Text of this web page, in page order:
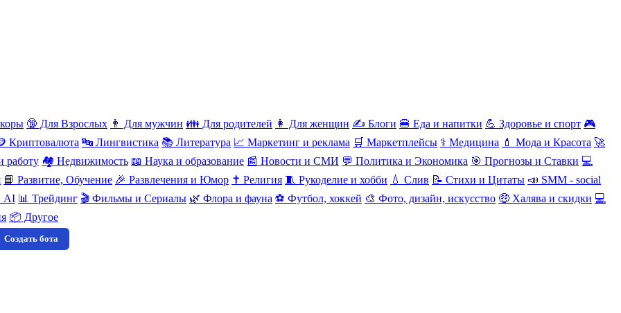
🔞 Для Взрослых 👨 Для мужчин 👪 Для родителей 👩 Для женщин ✍️ Блоги 🍔 Еда и напитки 💪 Здоровье и спорт 🎮
Криптовалюта 🔤 Лингвистика 📚 Литература 📈 Маркетинг и реклама 🛒 Маркетплейсы ⚕️ Медицина 💄 Мода и Красота 🚀
работу 🏘️ Недвижимость 📖 Наука и образование 📰 Новости и СМИ 💬 Политика и Экономика 🎯 Прогнозы и Ставки 💻
📘 Развитие, Обучение 🎉 Развлечения и Юмор ✝️ Религия 🧵 Рукоделие и хобби 💧 Слив 📝 Стихи и Цитаты 📣 SMM - social
AI 📊 Трейдинг 🎬 Фильмы и Сериалы 🌿 Флора и фауна ⚽ Футбол, хоккей 🎨 Фото, дизайн, искусство 🤑 Халява и скидки 💻
📦 Другое
Создать бота